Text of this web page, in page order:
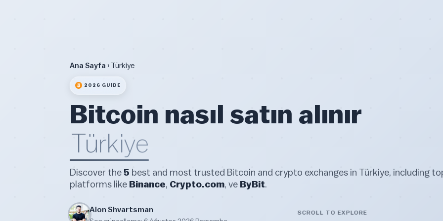
Ana Sayfa › Türkiye
2026 GUIDE
Bitcoin nasıl satın alınır
Türkiye
Discover the 5 best and most trusted Bitcoin and crypto exchanges in Türkiye, including
platforms like Binance, Crypto.com, ve ByBit.
Alon Shvartsman
SCROLL TO EXPLORE